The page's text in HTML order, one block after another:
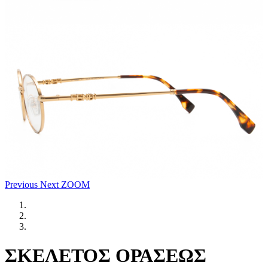
Previous Next ZOOM
ΣΚΕΛΕΤΟΣ ΟΡΑΣΕΩΣ